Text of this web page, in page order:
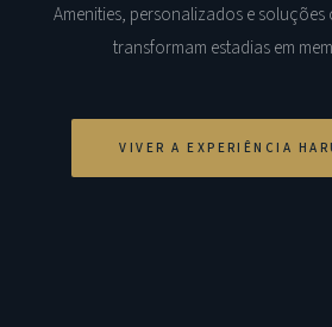
Amenities, personalizados e soluções
transformam estadias em
VIVER A EXPERIÊNCIA